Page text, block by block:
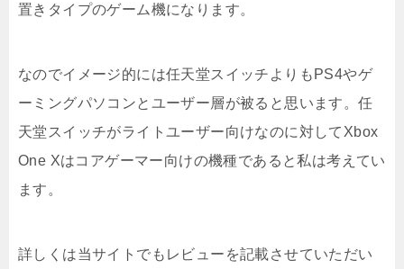
置きタイプのゲーム機になります。
なのでイメージ的には任天堂スイッチよりもPS4やゲ
ーミングパソコンとユーザー層が被ると思います。任
天堂スイッチがライトユーザー向けなのに対してXbox
One Xはコアゲーマー向けの機種であると私は考えてい
ます。
詳しくは当サイトでもレビューを記載させていただい